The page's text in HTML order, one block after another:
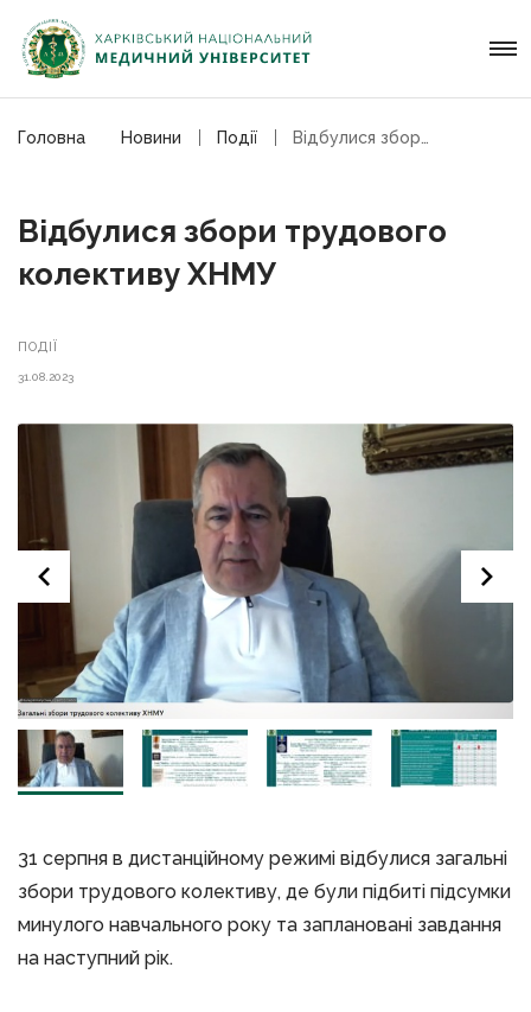
Головна Новини Події
Відбулися збори трудового
колективу ХНМУ
ПОДІЇ
31.08.2023
31 серпня в дистанційному режимі відбулися загальні
збори трудового колективу, де були підбиті підсумки
минулого навчального року та заплановані завдання
на наступний рік.